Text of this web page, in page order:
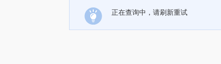
正在查询中，请刷新重试